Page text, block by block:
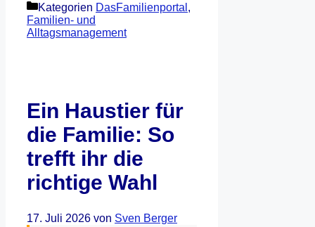
Kategorien DasFamilienportal ,
Familien- und
Alltagsmanagement
Ein Haustier für
die Familie: So
trefft ihr die
richtige Wahl
17. Juli 2026 von Sven Berger